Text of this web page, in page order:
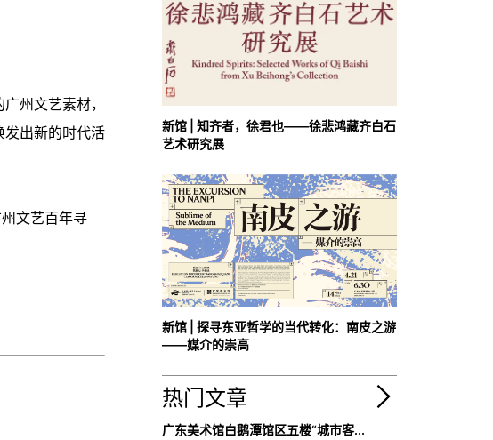
州文艺素材，
发出新的时代活
文艺百年寻
新馆 | 知齐者，徐君也——徐悲鸿藏齐白石
艺术研究展
新馆 | 探寻东亚哲学的当代转化：南皮之游
——媒介的崇高
热门文章
广东美术馆白鹅潭馆区五楼“城市客...